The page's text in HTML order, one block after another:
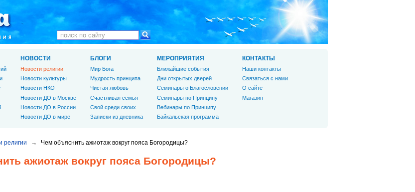
религии → Чем объяснить ажиотаж вокруг пояса Богородицы?
ажиотаж вокруг пояса Богородицы?
НОВОСТИ
Новости религии
Новости культуры
Новости НКО
Новости ДО в Москве
Новости ДО в России
Новости ДО в мире
БЛОГИ
Мир Бога
Мудрость принципа
Чистая любовь
Счастливая семья
Свой среди своих
Записки из дневника
МЕРОПРИЯТИЯ
Ближайшие события
Дни открытых дверей
Семинары о Благословении
Семинары по Принципу
Вебинары по Принципу
Байкальская программа
КОНТАКТЫ
Наши контакты
Связаться с нами
О сайте
Магазин